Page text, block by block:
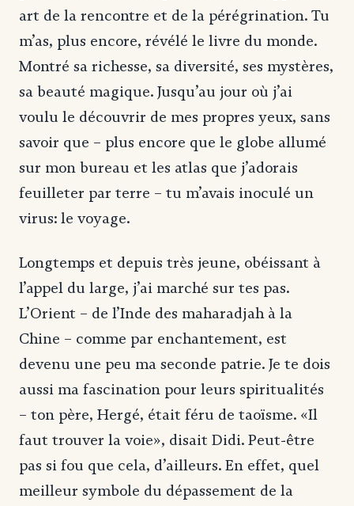
art de la rencontre et de la pérégrination. Tu
m’as, plus encore, révélé le livre du monde.
Montré sa richesse, sa diversité, ses mystères,
sa beauté magique. Jusqu’au jour où j’ai
voulu le découvrir de mes propres yeux, sans
savoir que – plus encore que le globe allumé
sur mon bureau et les atlas que j’adorais
feuilleter par terre – tu m’avais inoculé un
virus: le voyage.
Longtemps et depuis très jeune, obéissant à
l’appel du large, j’ai marché sur tes pas.
L’Orient – de l’Inde des maharadjah à la
Chine – comme par enchantement, est
devenu une peu ma seconde patrie. Je te dois
aussi ma fascination pour leurs spiritualités
– ton père, Hergé, était féru de taoïsme. «Il
faut trouver la voie», disait Didi. Peut-être
pas si fou que cela, d’ailleurs. En effet, quel
meilleur symbole du dépassement de la